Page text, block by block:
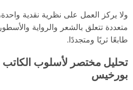
ولا يركز العمل على نظرية نقدية
متعددة تتعلق بالشعر والرواية
طابعًا ثريًا ومتجددًا.
تحليل مختصر لأسلوب
بورخيس